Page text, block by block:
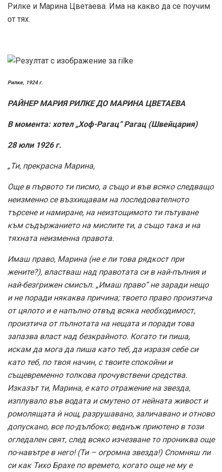
Рилке и Марина Цветаева. Има на какво да се поучим
от тях.
Рилке, 1924 г.
РАЙНЕР МАРИЯ РИЛКЕ ДО МАРИНА ЦВЕТАЕВА
В момента: хотел „Хоф-Рагац“ Рагац (Швейцария)
28 юли 1926 г.
„Ти, прекрасна Марина,
Още в първото ти писмо, а също и във всяко следващо
неизменно се възхищавам на последователното
търсене и намиране, на неизтощимото ти пътуване
към съдържанието на мислите ти, а също така и на
тяхната неизменна правота.
Имаш право, Марина (не е ли това рядкост при
жените?), властваш над правотата си в най-пълния и
най-безгрижен смисъл. „Имаш право“ не заради нещо
и не поради някаква причина; твоето право произтича
от цялото и е напълно отвъд всяка необходимост,
произтича от пълнотата на нещата и поради това
запазва власт над безкрайното. Когато ти пиша,
искам да мога да пиша като теб, да изразя себе си
като теб, по твоя начин, с твоите спокойни и
същевременно толкова прочувствени средства.
Изказът ти, Марина, е като отражение на звезда,
изплувало във водата и смутено от нейната живост и
ромолящата ѝ нощ, разрушавано, заличавано и отново
допускано, все по-дълбоко; веднъж приютено в този
огледален свят, след всяко изчезване то прониква още
по-навътре в него! (Ти – огромна звезда!) Спомняш ли
си как Тихо Брахе по времето, когато още не му е